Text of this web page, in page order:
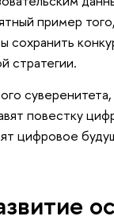
пример
сохранить
стратегии.
повестку
цифровое